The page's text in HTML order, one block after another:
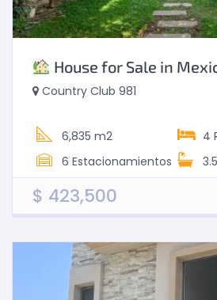
House for Sale in Mexico Guadalajara Exclusivity and Tranquility in a
Country Club 981
6,835 m2 4
6 Estacionamientos 3.5
$ 423,500